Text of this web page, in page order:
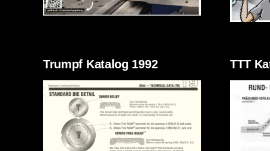
Trumpf Katalog 1992 TTT